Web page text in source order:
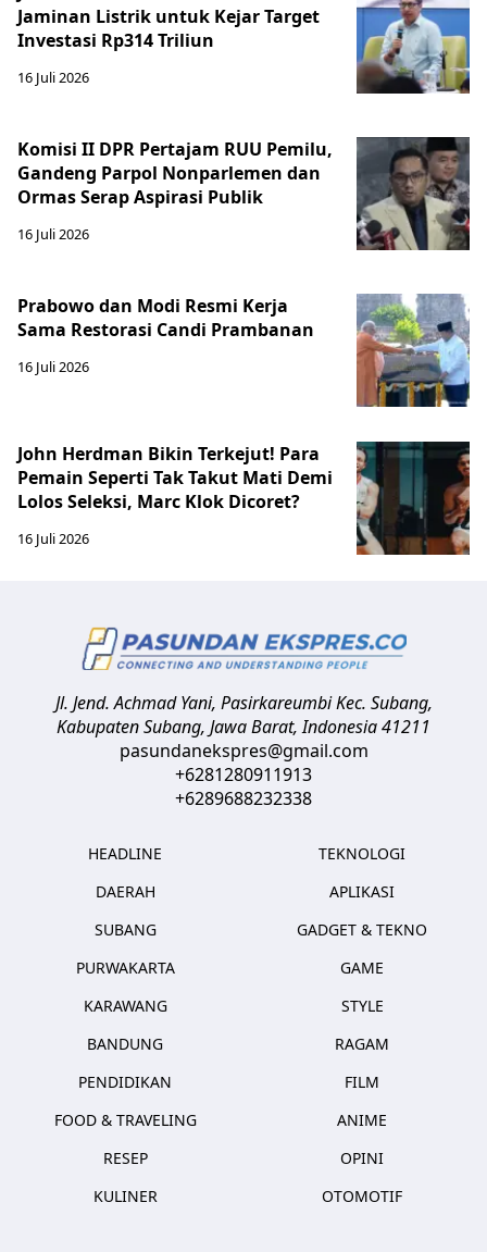
Jaminan Listrik untuk Kejar Target
Investasi Rp314 Triliun
16 Juli 2026
Komisi II DPR Pertajam RUU Pemilu,
Gandeng Parpol Nonparlemen dan
Ormas Serap Aspirasi Publik
16 Juli 2026
Prabowo dan Modi Resmi Kerja
Sama Restorasi Candi Prambanan
16 Juli 2026
John Herdman Bikin Terkejut! Para
Pemain Seperti Tak Takut Mati Demi
Lolos Seleksi, Marc Klok Dicoret?
16 Juli 2026
Jl. Jend. Achmad Yani, Pasirkareumbi Kec. Subang,
Kabupaten Subang, Jawa Barat,Indonesia41211
pasundanekspres@gmail.com
+6281280911913
+6289688232338
HEADLINE
DAERAH
SUBANG
PURWAKARTA
KARAWANG
BANDUNG
PENDIDIKAN
FOOD & TRAVELING
RESEP
KULINER
TEKNOLOGI
APLIKASI
GADGET & TEKNO
GAME
STYLE
RAGAM
FILM
ANIME
OPINI
OTOMOTIF